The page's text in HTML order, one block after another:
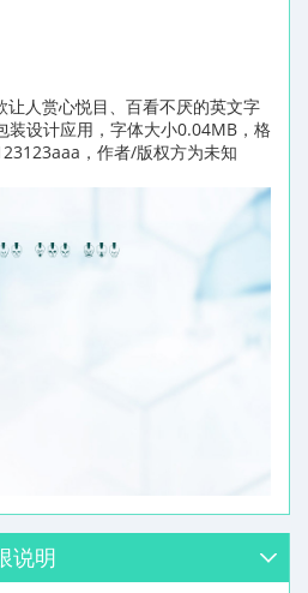
人赏心悦目、百看不厌的英文字
装设计应用，字体大小0.04MB，格
，作者/版权方为未知
说明